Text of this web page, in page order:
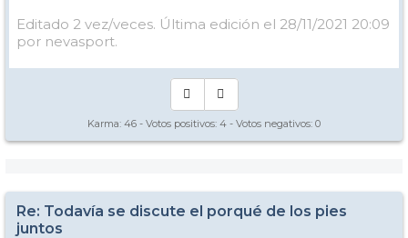
Editado 2 vez/veces. Última edición el 28/11/2021 20:09
por nevasport.
Karma: 46 - Votos positivos: 4 - Votos negativos: 0
Re: Todavía se discute el porqué de los pies
juntos